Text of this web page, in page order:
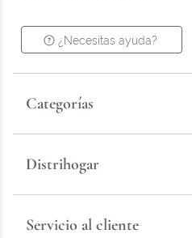
¿Necesitas ayuda?
Categorías
Distrihogar
Servicio al cliente